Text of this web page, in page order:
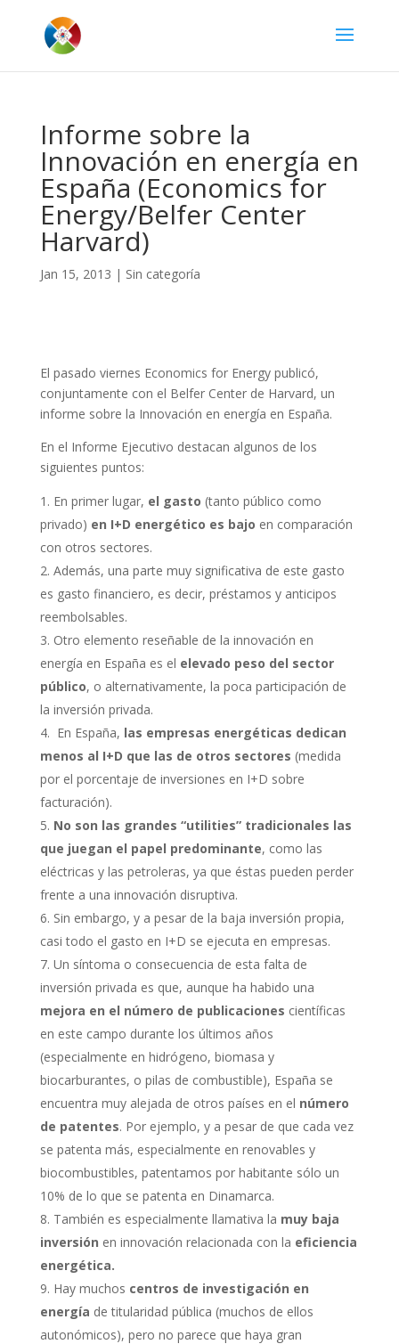
Informe sobre la
Innovación en energía en
España (Economics for
Energy/Belfer Center
Harvard)
Jan 15, 2013 | Sin categoría
El pasado viernes Economics for Energy publicó,
conjuntamente con el Belfer Center de Harvard, un
informe sobre la Innovación en energía en España.
En el Informe Ejecutivo destacan algunos de los
siguientes puntos:
En primer lugar, el gasto (tanto público como
privado) en I+D energético es bajo en comparación
con otros sectores.
Además, una parte muy significativa de este gasto
es gasto financiero, es decir, préstamos y anticipos
reembolsables.
Otro elemento reseñable de la innovación en
energía en España es el elevado peso del sector
público, o alternativamente, la poca participación de
la inversión privada.
En España, las empresas energéticas dedican
menos al I+D que las de otros sectores (medida
por el porcentaje de inversiones en I+D sobre
facturación).
No son las grandes “utilities” tradicionales las
que juegan el papel predominante, como las
eléctricas y las petroleras, ya que éstas pueden perder
frente a una innovación disruptiva.
Sin embargo, y a pesar de la baja inversión propia,
casi todo el gasto en I+D se ejecuta en empresas.
Un síntoma o consecuencia de esta falta de
inversión privada es que, aunque ha habido una
mejora en el número de publicaciones científicas
en este campo durante los últimos años
(especialmente en hidrógeno, biomasa y
biocarburantes, o pilas de combustible), España se
encuentra muy alejada de otros países en el número
de patentes. Por ejemplo, y a pesar de que cada vez
se patenta más, especialmente en renovables y
biocombustibles, patentamos por habitante sólo un
10% de lo que se patenta en Dinamarca.
También es especialmente llamativa la muy baja
inversión en innovación relacionada con la eficiencia
energética.
Hay muchos centros de investigación en
energía de titularidad pública (muchos de ellos
autonómicos), pero no parece que haya gran